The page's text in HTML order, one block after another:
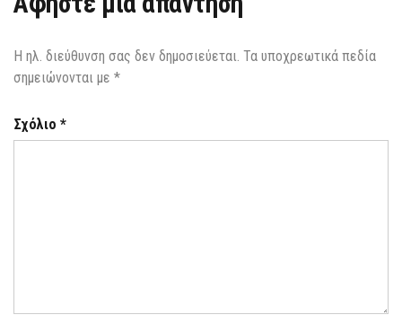
Η ηλ. διεύθυνση σας δεν δημοσιεύεται. Τα υποχρεωτικά πεδία
σημειώνονται με *
Σχόλιο *